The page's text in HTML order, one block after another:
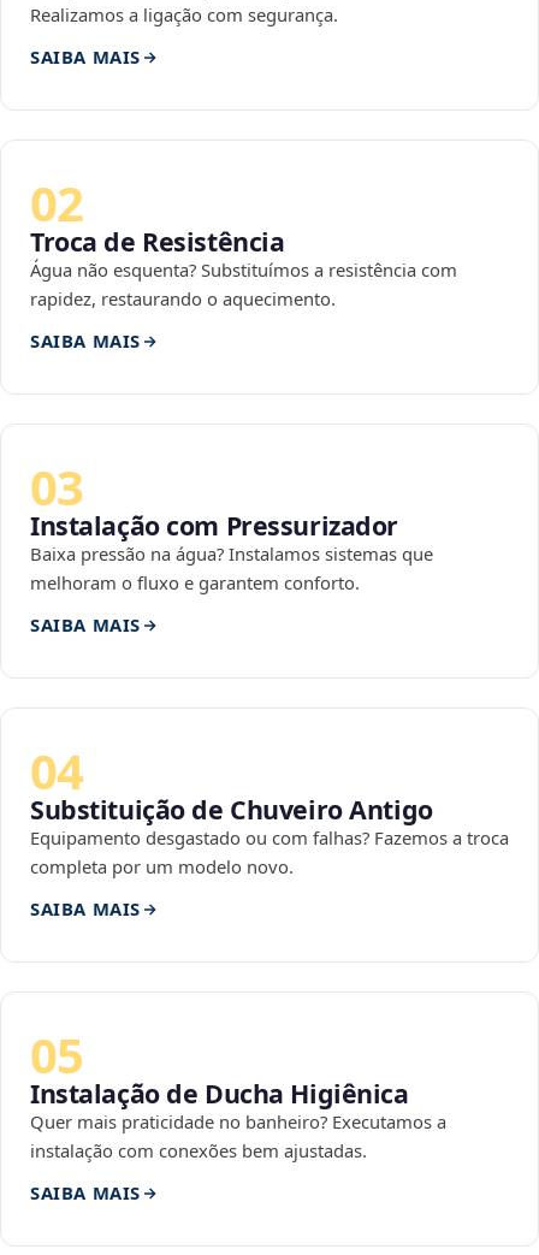
Realizamos a ligação com segurança.
SAIBA MAIS
02
Troca de Resistência
Água não esquenta? Substituímos a resistência com
rapidez, restaurando o aquecimento.
SAIBA MAIS
03
Instalação com Pressurizador
Baixa pressão na água? Instalamos sistemas que
melhoram o fluxo e garantem conforto.
SAIBA MAIS
04
Substituição de Chuveiro Antigo
Equipamento desgastado ou com falhas? Fazemos a troca
completa por um modelo novo.
SAIBA MAIS
05
Instalação de Ducha Higiênica
Quer mais praticidade no banheiro? Executamos a
instalação com conexões bem ajustadas.
SAIBA MAIS